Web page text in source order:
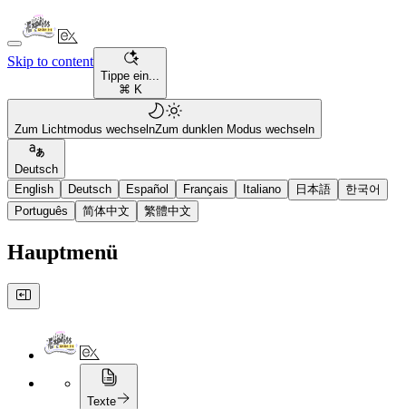
Skip to content
Tippe ein...
⌘ K
Zum Lichtmodus wechselnZum dunklen Modus wechseln
Deutsch
English
Deutsch Español Français Italiano 日本語
한국어
Português
简体中文 繁體中文
Hauptmenü
Texte